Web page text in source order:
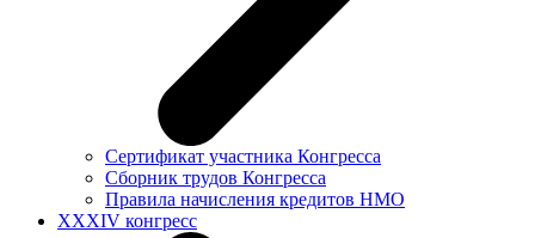
Сертификат участника Конгресса
Сборник трудов Конгресса
Правила начисления кредитов НМО
XXXIV конгресс